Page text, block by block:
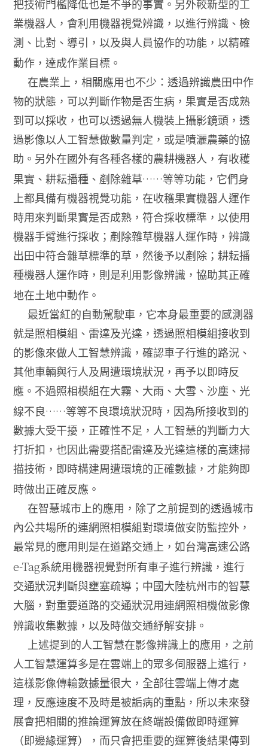
把技術門檻降低也是不爭的事實。另外較新型的工
業機器人，會利用機器視覺辨識，以進行辨識、檢
測、比對、導引，以及與人員協作的功能，以精確
動作，達成作業目標。
在農業上，相關應用也不少：透過辨識農田中作
物的狀態，可以判斷作物是否生病，果實是否成熟
到可以採收，也可以透過無人機裝上攝影鏡頭，透
過影像以人工智慧做數量判定，或是噴灑農藥的協
助。另外在國外有各種各樣的農耕機器人，有收穫
果實、耕耘播種、剷除雜草……等等功能，它們身
上都具備有機器視覺功能，在收穫果實機器人運作
時用來判斷果實是否成熟，符合採收標準，以使用
機器手臂進行採收；剷除雜草機器人運作時，辨識
出田中符合雜草標準的草，然後予以剷除；耕耘播
種機器人運作時，則是利用影像辨識，協助其正確
地在土地中動作。
最近當紅的自動駕駛車，它本身最重要的感測器
就是照相模組、雷達及光達，透過照相模組接收到
的影像來做人工智慧辨識，確認車子行進的路況、
其他車輛與行人及周遭環境狀況，再予以即時反
應。不過照相模組在大霧、大雨、大雪、沙塵、光
線不良……等等不良環境狀況時，因為所接收到的
數據大受干擾，正確性不足，人工智慧的判斷力大
打折扣，也因此需要搭配雷達及光達這樣的高速掃
描技術，即時構建周遭環境的正確數據，才能夠即
時做出正確反應。
在智慧城市上的應用，除了之前提到的透過城市
內公共場所的連網照相模組對環境做安防監控外，
最常見的應用則是在道路交通上，如台灣高速公路
e-Tag系統用機器視覺對所有車子進行辨識，進行
交通狀況判斷與壅塞疏導；中國大陸杭州市的智慧
大腦，對重要道路的交通狀況用連網照相機做影像
辨識收集數據，以及時做交通紓解安排。
上述提到的人工智慧在影像辨識上的應用，之前
人工智慧運算多是在雲端上的眾多伺服器上進行，
這樣影像傳輸數據量很大，全部往雲端上傳才處
理，反應速度不及時是被詬病的重點，所以未來發
展會把相關的推論運算放在終端設備做即時運算
（即邊緣運算），而只會把重要的運算後結果傳到